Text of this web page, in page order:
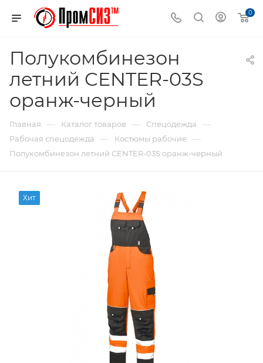
0
Полукомбинезон
летний CENTER-03S
оранж-черный
Главная — Каталог товаров — Спецодежда —
Рабочая спецодежда — Костюмы рабочие —
Полукомбинезон летний CENTER-03S оранж-черный
Хит